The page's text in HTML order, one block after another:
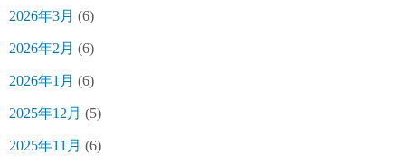
2026年3月 (6)
2026年2月 (6)
2026年1月 (6)
2025年12月 (5)
2025年11月 (6)